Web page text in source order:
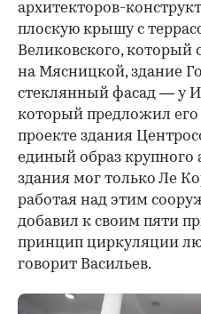
архитекторов-
плоскую крышу с
Великовского, который
на Мясницкой, здание
стеклянный фасад — у
который предложил
проекте здания
единый образ крупного
здания мог только Ле
работая над этим
добавил к своим пяти
принцип циркуляции
говорит Васильев.